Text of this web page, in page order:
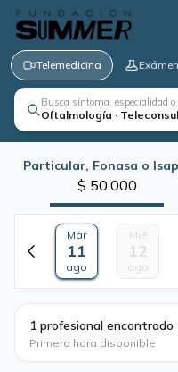
Telemedicina
Busca síntoma, especialidad o
Oftalmología ·
Particular, Fonasa o
$ 50.000
Mar
11
ago
Mié
12
ago
1 profesional encontrado
Primera hora disponible